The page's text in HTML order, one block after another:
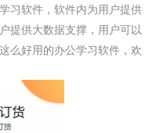
习软件，软件内为用户提供
提供大数据支撑，用户可以
么好用的办公学习软件，欢